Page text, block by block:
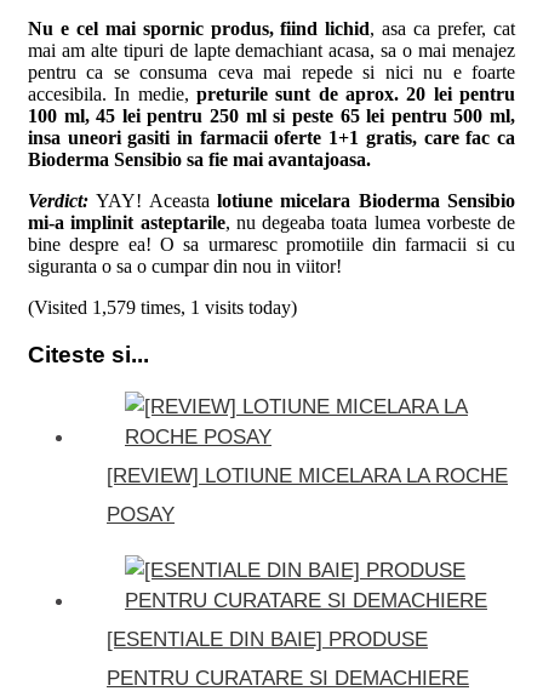
Nu e cel mai spornic produs, fiind lichid, asa ca prefer, cat
mai am alte tipuri de lapte demachiant acasa, sa o mai menajez
pentru ca se consuma ceva mai repede si nici nu e foarte
accesibila. In medie, preturile sunt de aprox. 20 lei pentru
100 ml, 45 lei pentru 250 ml si peste 65 lei pentru 500 ml,
insa uneori gasiti in farmacii oferte 1+1 gratis, care fac ca
Bioderma Sensibio sa fie mai avantajoasa.
Verdict: YAY! Aceastalotiune micelara Bioderma Sensibio
mi-a implinit asteptarile, nu degeaba toata lumea vorbeste de
bine despre ea! O sa urmaresc promotiile din farmacii si cu
siguranta o sa o cumpar din nou in viitor!
(Visited 1,579 times, 1 visits today)
Citeste si...
[REVIEW] LOTIUNE MICELARA LA ROCHE
POSAY
[ESENTIALE DIN BAIE] PRODUSE
PENTRU CURATARE SI DEMACHIERE